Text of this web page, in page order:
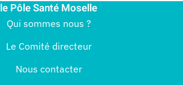
le Pôle Santé Moselle
Qui sommes nous ?
Le Comité directeur
Nous contacter